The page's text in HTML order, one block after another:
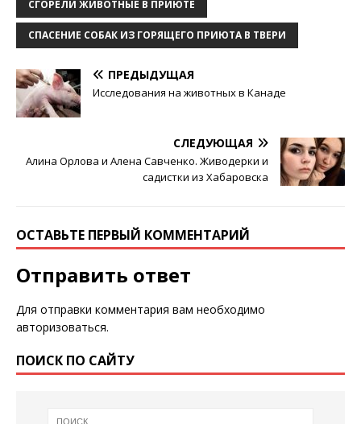
СГОРЕЛИ ЖИВОТНЫЕ В ПРИЮТЕ
СПАСЕНИЕ СОБАК ИЗ ГОРЯЩЕГО ПРИЮТА В ТВЕРИ
ПРЕДЫДУЩАЯ
Исследования на животных в Канаде
СЛЕДУЮЩАЯ
Алина Орлова и Алена Савченко. Живодерки и
садистки из Хабаровска
ОСТАВЬТЕ ПЕРВЫЙ КОММЕНТАРИЙ
Отправить ответ
Для отправки комментария вам необходимо
авторизоваться.
ПОИСК ПО САЙТУ